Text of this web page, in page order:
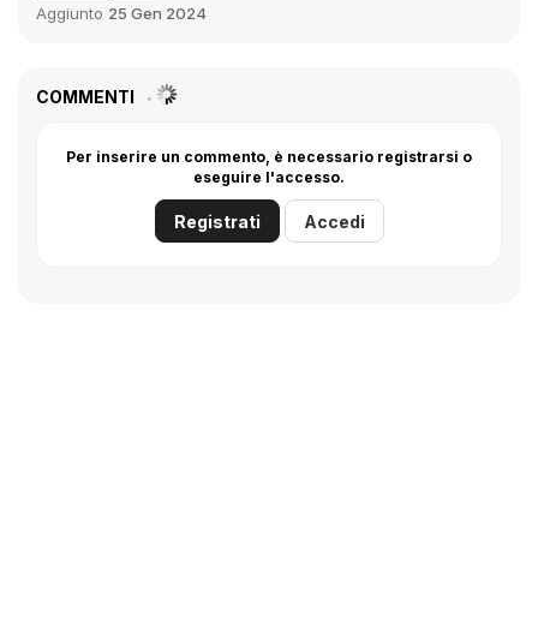
Aggiunto 25 Gen 2024
COMMENTI
Per inserire un commento, è necessario registrarsi o
eseguire l'accesso.
Registrati Accedi